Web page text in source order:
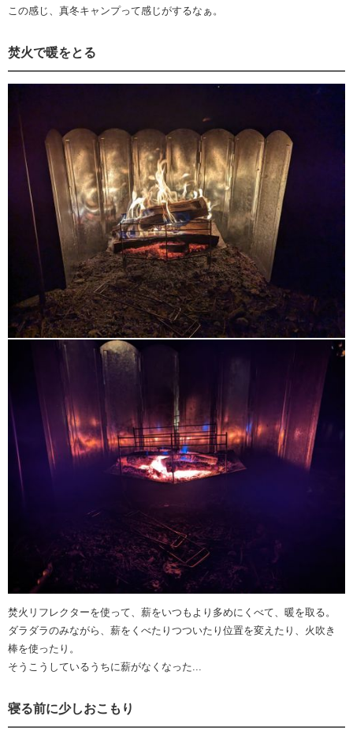
この感じ、真冬キャンプって感じがするなぁ。
焚火で暖をとる
焚火リフレクターを使って、薪をいつもより多めにくべて、暖を取る。
ダラダラのみながら、薪をくべたりつついたり位置を変えたり、火吹き
棒を使ったり。
そうこうしているうちに薪がなくなった...
寝る前に少しおこもり